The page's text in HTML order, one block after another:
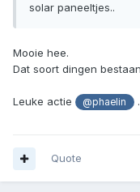
solar paneeltjes..
Mooie hee.
Dat soort dingen
Leuke actie @phaelin .
Quote